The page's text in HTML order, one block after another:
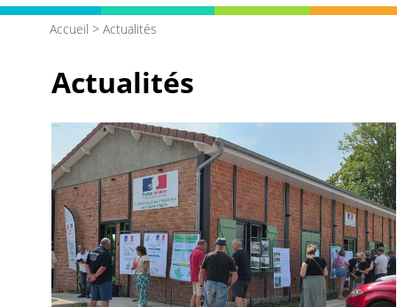
Accueil > Actualités
Actualités